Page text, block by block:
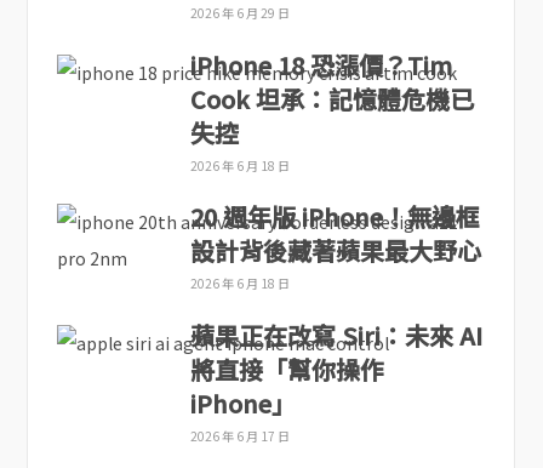
2026 年 6 月 29 日
iPhone 18 恐漲價？Tim
Cook 坦承：記憶體危機已
失控
2026 年 6 月 18 日
20 週年版 iPhone！無邊框
設計背後藏著蘋果最大野心
2026 年 6 月 18 日
蘋果正在改寫 Siri：未來 AI
將直接「幫你操作
iPhone」
2026 年 6 月 17 日